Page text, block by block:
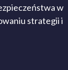
w
strategii i